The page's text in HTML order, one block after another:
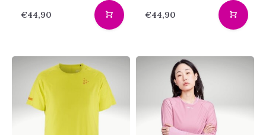
€44,90 €44,90